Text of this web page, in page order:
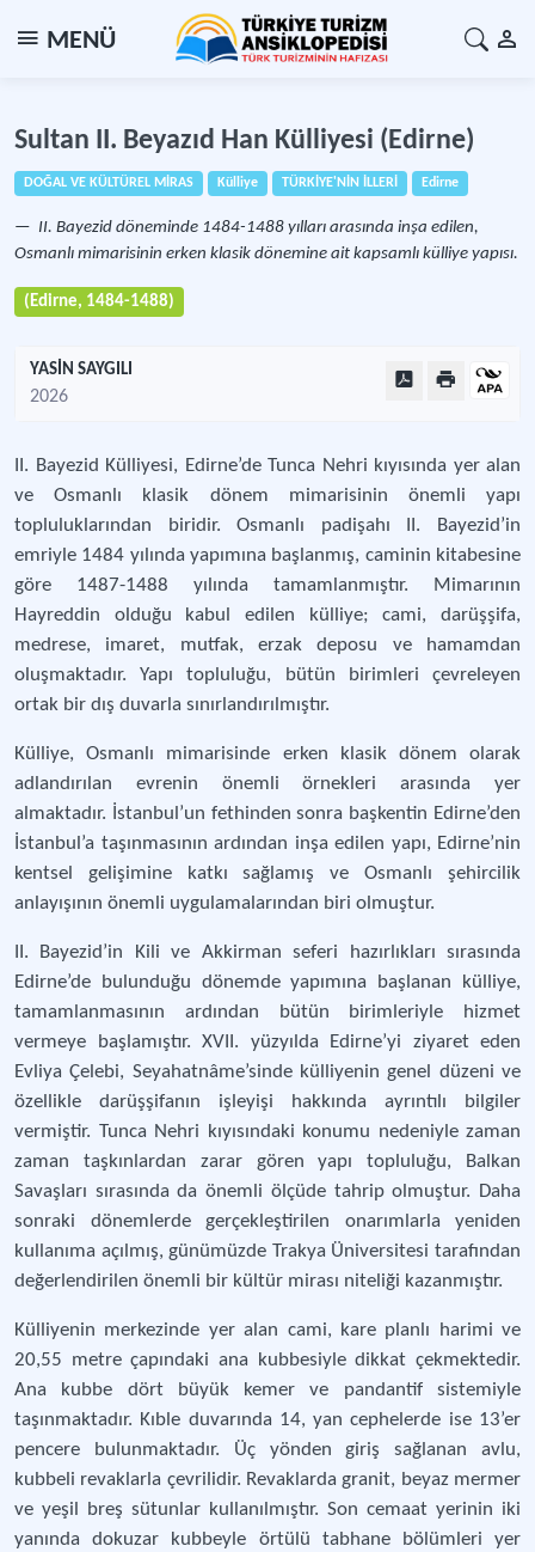
MENÜ
Sultan II. Beyazıd Han Külliyesi (Edirne)
DOĞAL VE KÜLTÜREL MİRAS Külliye TÜRKİYE'NİN İLLERİ Edirne
II. Bayezid döneminde 1484-1488 yılları arasında inşa edilen,
Osmanlı mimarisinin erken klasik dönemine ait kapsamlı külliye yapısı.
(Edirne, 1484-1488)
YASİN SAYGILI
2026
II. Bayezid Külliyesi, Edirne’de Tunca Nehri kıyısında yer alan
ve Osmanlı klasik dönem mimarisinin önemli yapı
topluluklarından biridir. Osmanlı padişahı II. Bayezid’in
emriyle 1484 yılında yapımına başlanmış, caminin kitabesine
göre 1487-1488 yılında tamamlanmıştır. Mimarının
Hayreddin olduğu kabul edilen külliye; cami, darüşşifa,
medrese, imaret, mutfak, erzak deposu ve hamamdan
oluşmaktadır. Yapı topluluğu, bütün birimleri çevreleyen
ortak bir dış duvarla sınırlandırılmıştır.
Külliye, Osmanlı mimarisinde erken klasik dönem olarak
adlandırılan evrenin önemli örnekleri arasında yer
almaktadır. İstanbul’un fethinden sonra başkentin Edirne’den
İstanbul’a taşınmasının ardından inşa edilen yapı, Edirne’nin
kentsel gelişimine katkı sağlamış ve Osmanlı şehircilik
anlayışının önemli uygulamalarından biri olmuştur.
II. Bayezid’in Kili ve Akkirman seferi hazırlıkları sırasında
Edirne’de bulunduğu dönemde yapımına başlanan külliye,
tamamlanmasının ardından bütün birimleriyle hizmet
vermeye başlamıştır. XVII. yüzyılda Edirne’yi ziyaret eden
Evliya Çelebi, Seyahatnâme’sinde külliyenin genel düzeni ve
özellikle darüşşifanın işleyişi hakkında ayrıntılı bilgiler
vermiştir. Tunca Nehri kıyısındaki konumu nedeniyle zaman
zaman taşkınlardan zarar gören yapı topluluğu, Balkan
Savaşları sırasında da önemli ölçüde tahrip olmuştur. Daha
sonraki dönemlerde gerçekleştirilen onarımlarla yeniden
kullanıma açılmış, günümüzde Trakya Üniversitesi tarafından
değerlendirilen önemli bir kültür mirası niteliği kazanmıştır.
Külliyenin merkezinde yer alan cami, kare planlı harimi ve
20,55 metre çapındaki ana kubbesiyle dikkat çekmektedir.
Ana kubbe dört büyük kemer ve pandantif sistemiyle
taşınmaktadır. Kıble duvarında 14, yan cephelerde ise 13’er
pencere bulunmaktadır. Üç yönden giriş sağlanan avlu,
kubbeli revaklarla çevrilidir. Revaklarda granit, beyaz mermer
ve yeşil breş sütunlar kullanılmıştır. Son cemaat yerinin iki
yanında dokuzar kubbeyle örtülü tabhane bölümleri yer